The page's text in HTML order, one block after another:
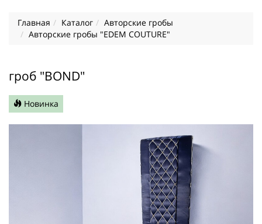
Главная Каталог
Авторские гробы
Авторские гробы "EDEM COUTURE"
гроб "BOND"
Новинка